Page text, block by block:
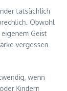
tatsächlich
Obwohl
Geist
vergessen
wenn
Kindern